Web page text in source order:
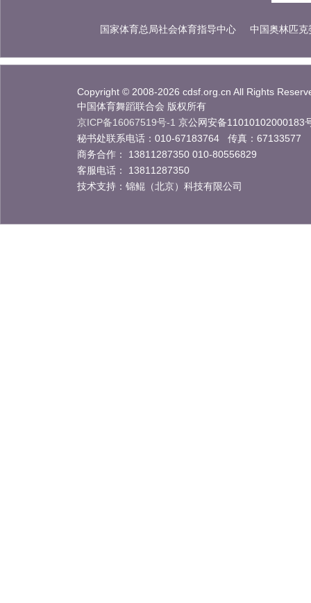
国家体育总局社会体育指导中心 中国奥林匹克
Copyright © 2008-2026 cdsf.org.cn All Rights
中国体育舞蹈联合会 版权所有
京ICP备16067519号-1 京公网安备11010102000183
秘书处联系电话：010-67183764 传真：67133577
商务合作： 13811287350 010-80556829
客服电话： 13811287350
技术支持：锦鲲（北京）科技有限公司